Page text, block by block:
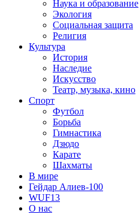
Наука и образование
Экология
Социальная защита
Религия
Культура
История
Наследие
Искусство
Театр, музыка, кино
Спорт
Футбол
Борьба
Гимнастика
Дзюдо
Карате
Шахматы
В мире
Гейдар Алиев-100
WUF13
О нас